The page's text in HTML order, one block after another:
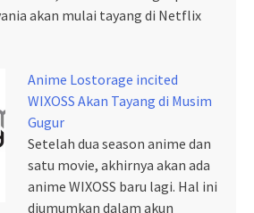
akan mulai tayang di Netflix
Anime Lostorage incited
WIXOSS Akan Tayang di Musim
Gugur
Setelah dua season anime dan
satu movie, akhirnya akan ada
anime WIXOSS baru lagi. Hal ini
diumumkan dalam akun